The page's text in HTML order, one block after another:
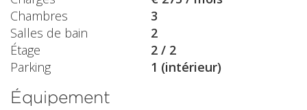
Chambres
3
Salles de bain
2
Étage
2 / 2
Parking
1 (intérieur)
Équipement